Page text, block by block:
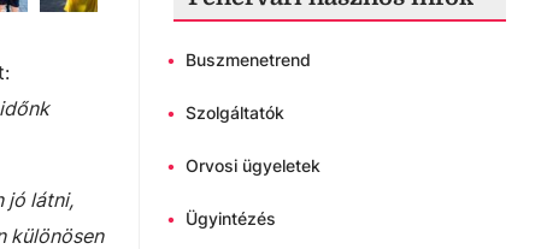
jó látni,
különösen
• Buszmenetrend
• Szolgáltatók
• Orvosi ügyeletek
• Ügyintézés